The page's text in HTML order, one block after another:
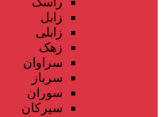
زابل
زابلی
زهک
سراوان
سرباز
سوران
سیرکان